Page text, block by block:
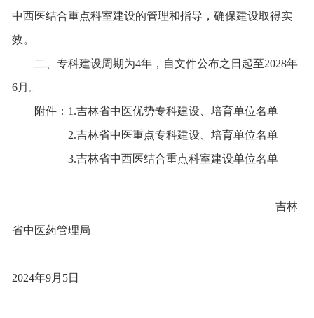
中西医结合重点科室建设的管理和指导，确保建设取得实
效。
二、专科建设周期为4年，自文件公布之日起至2028年
6月。
附件：1.吉林省中医优势专科建设、培育单位名单
2.吉林省中医重点专科建设、培育单位名单
3.吉林省中西医结合重点科室建设单位名单
吉林
省中医药管理局
2024年9月5日